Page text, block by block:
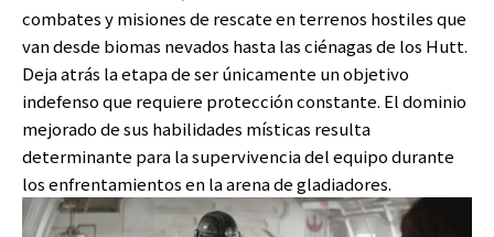
combates y misiones de rescate en terrenos hostiles que
van desde biomas nevados hasta las ciénagas de los Hutt.
Deja atrás la etapa de ser únicamente un objetivo
indefenso que requiere protección constante. El dominio
mejorado de sus habilidades místicas resulta
determinante para la supervivencia del equipo durante
los enfrentamientos en la arena de gladiadores.